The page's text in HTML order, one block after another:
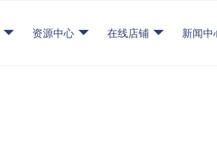
资源中心 在线店铺 新闻中